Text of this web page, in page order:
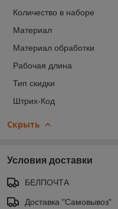
Количество в наборе
Материал
Материал обработки
Рабочая длина
Тип скидки
Штрих-Код
Скрыть
Условия доставки
БЕЛПОЧТА
Доставка "Самовывоз"